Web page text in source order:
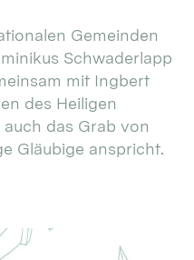
Gemeinden
Schwaderlapp
mit Ingbert
des Heiligen
das Grab von
Gläubige anspricht.